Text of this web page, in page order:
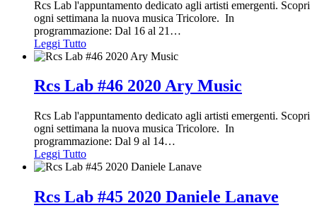
Rcs Lab l'appuntamento dedicato agli artisti emergenti. Scopri
ogni settimana la nuova musica Tricolore. In
programmazione: Dal 16 al 21 …
Leggi Tutto
Rcs Lab #46 2020 Ary Music
Rcs Lab l'appuntamento dedicato agli artisti emergenti. Scopri
ogni settimana la nuova musica Tricolore. In
programmazione: Dal 9 al 14…
Leggi Tutto
Rcs Lab #45 2020 Daniele Lanave